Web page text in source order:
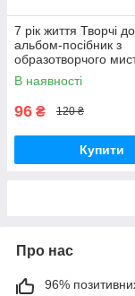
7 рік життя Творчі
альбом-посібник з
образотворчого
Бровченко А.,
В наявності
96 ₴ 120 ₴
Купити
Про нас
96%